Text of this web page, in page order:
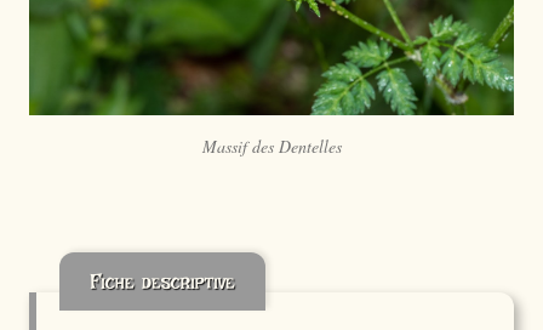
Massif des Dentelles
Fiche descriptive